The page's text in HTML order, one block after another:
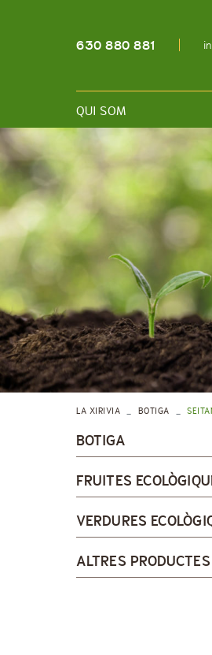
630 880 881
QUI SOM
LA XIRIVIA BOTIGA
BOTIGA
FRUITES
VERDURES
ALTRES PRODUCTES